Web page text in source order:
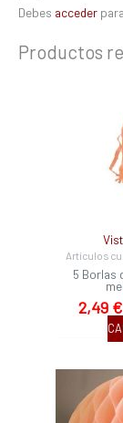
Debes acceder
Productos
Artículos
5 Borlas
2,49 €